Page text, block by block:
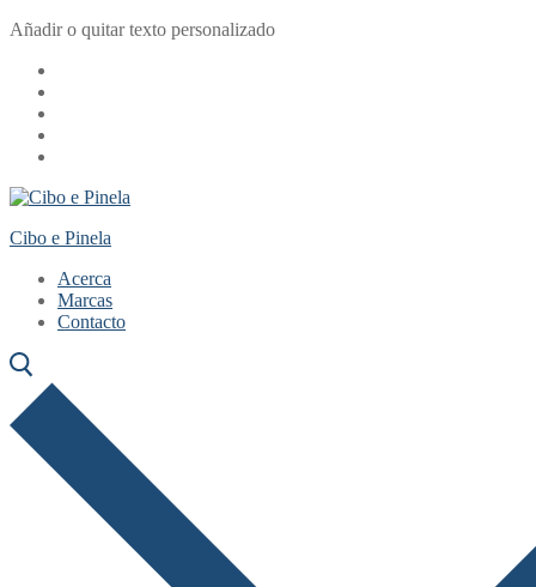
Ir
contenido
Menú
Cerrar
Añadir o quitar texto personalizado
Cibo e Pinela
Acerca
Marcas
Contacto